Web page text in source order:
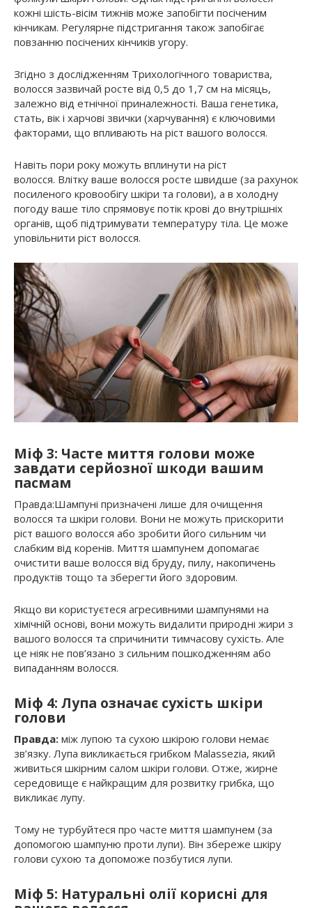
кожні шість-вісім тижнів може запобігти посіченим
кінчикам. Регулярне підстригання також запобігає
повзанню посічених кінчиків угору.
Згідно з дослідженням Трихологічного товариства,
волосся зазвичай росте від 0,5 до 1,7 см на місяць,
залежно від етнічної приналежності. Ваша генетика,
стать, вік і харчові звички (харчування) є ключовими
факторами, що впливають на ріст вашого волосся.
Навіть пори року можуть вплинути на ріст
волосся. Влітку ваше волосся росте швидше (за рахунок
посиленого кровообігу шкіри та голови), а в холодну
погоду ваше тіло спрямовує потік крові до внутрішніх
органів, щоб підтримувати температуру тіла. Це може
уповільнити ріст волосся.
Міф 3: Часте миття голови може
завдати серйозної шкоди вашим
пасмам
Правда:Шампуні призначені лише для очищення
волосся та шкіри голови. Вони не можуть прискорити
ріст вашого волосся або зробити його сильним чи
слабким від коренів. Миття шампунем допомагає
очистити ваше волосся від бруду, пилу, накопичень
продуктів тощо та зберегти його здоровим.
Якщо ви користуєтеся агресивними шампунями на
хімічній основі, вони можуть видалити природні жири з
вашого волосся та спричинити тимчасову сухість. Але
це ніяк не пов’язано з сильним пошкодженням або
випаданням волосся.
Міф 4: Лупа означає сухість шкіри
голови
Правда: між лупою та сухою шкірою голови немає
зв’язку. Лупа викликається грибком Malassezia, який
живиться шкірним салом шкіри голови. Отже, жирне
середовище є найкращим для розвитку грибка, що
викликає лупу.
Тому не турбуйтеся про часте миття шампунем (за
допомогою шампуню проти лупи). Він збереже шкіру
голови сухою та допоможе позбутися лупи.
Міф 5: Натуральні олії корисні для